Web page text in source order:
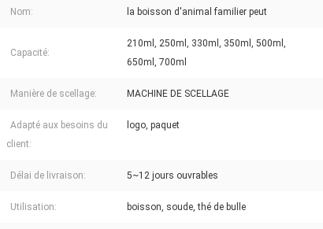
Nom: la boisson d'animal familier peut
Capacité:
210ml, 250ml, 330ml, 350ml, 500ml,
650ml, 700ml
Manière de scellage: MACHINE DE SCELLAGE
Adapté aux besoins du
client:
logo, paquet
Délai de livraison: 5~12 jours ouvrables
Utilisation: boisson, soude, thé de bulle